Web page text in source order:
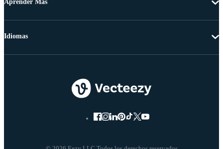
Aprender Más
Idiomas